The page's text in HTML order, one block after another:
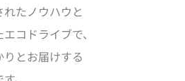
たノウハウと
コドライブで、
とお届けする